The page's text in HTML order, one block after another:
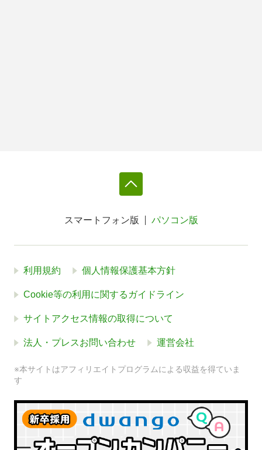
スマートフォン版 パソコン版
利用規約 個人情報保護基本方針
Cookie等の利用に関するガイドライン
サイトアクセス情報の取得について
法人・プレスお問い合わせ 運営会社
※本サイトはアフィリエイトプログラムによる収益を得ていま
す